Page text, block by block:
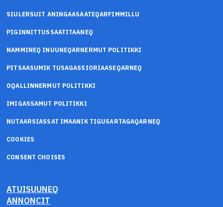
SIULERSUIT ANINGAASAATEQARFIMMILLU
PIGINNITTUSSAATITAANEQ
NAMMINEQ INUUNEQARNERMUT POLITIKKI
PITSAASUMIK TUSAGASSIORIAASEQARNEQ
OQALLINNERMUT POLITIKKI
IMIGASSAMUT POLITIKKI
NUTAARSIASSAT IMAANIK TIGUSARTAGAQARNEQ
COOKIES
CONSENT CHOISES
ATUISUUNEQ
ANNONCIT